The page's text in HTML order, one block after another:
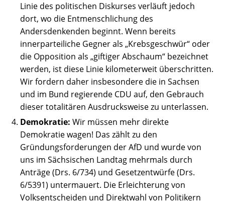
Linie des politischen Diskurses verläuft jedoch
dort, wo die Entmenschlichung des
Andersdenkenden beginnt. Wenn bereits
innerparteiliche Gegner als „Krebsgeschwür“ oder
die Opposition als „giftiger Abschaum“ bezeichnet
werden, ist diese Linie kilometerweit überschritten.
Wir fordern daher insbesondere die in Sachsen
und im Bund regierende CDU auf, den Gebrauch
dieser totalitären Ausdrucksweise zu unterlassen.
Demokratie: Wir müssen mehr direkte
Demokratie wagen! Das zählt zu den
Gründungsforderungen der AfD und wurde von
uns im Sächsischen Landtag mehrmals durch
Anträge (Drs. 6/734) und Gesetzentwürfe (Drs.
6/5391) untermauert. Die Erleichterung von
Volksentscheiden und Direktwahl von Politikern